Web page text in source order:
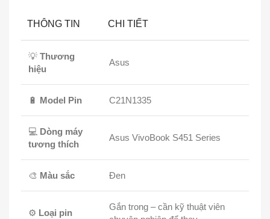
THÔNG TIN CHI TIẾT
💡 Thương
hiệu
Asus
🔋 Model Pin C21N1335
💻 Dòng máy
tương thích
Asus VivoBook S451 Series
🎨 Màu sắc Đen
⚙️ Loại pin
Gắn trong – cần kỹ thuật viên